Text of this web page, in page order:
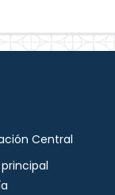
Central